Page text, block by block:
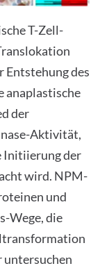
T-Zell-
Entstehung des
anaplastische
der
Aktivität,
Initiierung der
wird. NPM-
und
Wege, die
untersuchen